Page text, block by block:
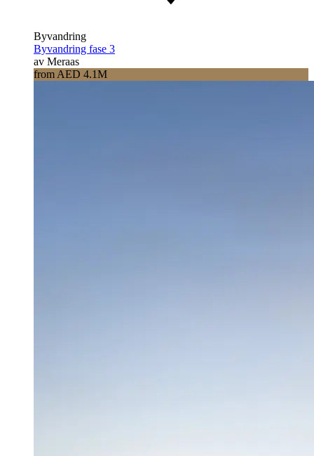
Byvandring
Byvandring fase 3
av Meraas
from AED 4.1M